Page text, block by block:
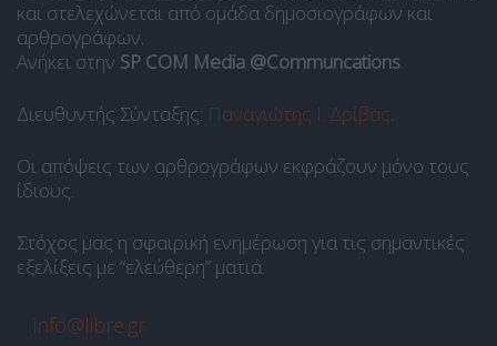
και στελεχώνεται από ομάδα δημοσιογράφων και
αρθρογράφων.
Ανήκει στην SP COM Media @Communcations.
Διευθυντής Σύνταξης: Παναγιώτης Ι. Δρίβας.
Οι απόψεις των αρθρογράφων εκφράζουν μόνο τους
ίδιους.
Στόχος μας η σφαιρική ενημέρωση για τις σημαντικές
εξελίξεις με “ελεύθερη” ματιά.
info@libre.gr